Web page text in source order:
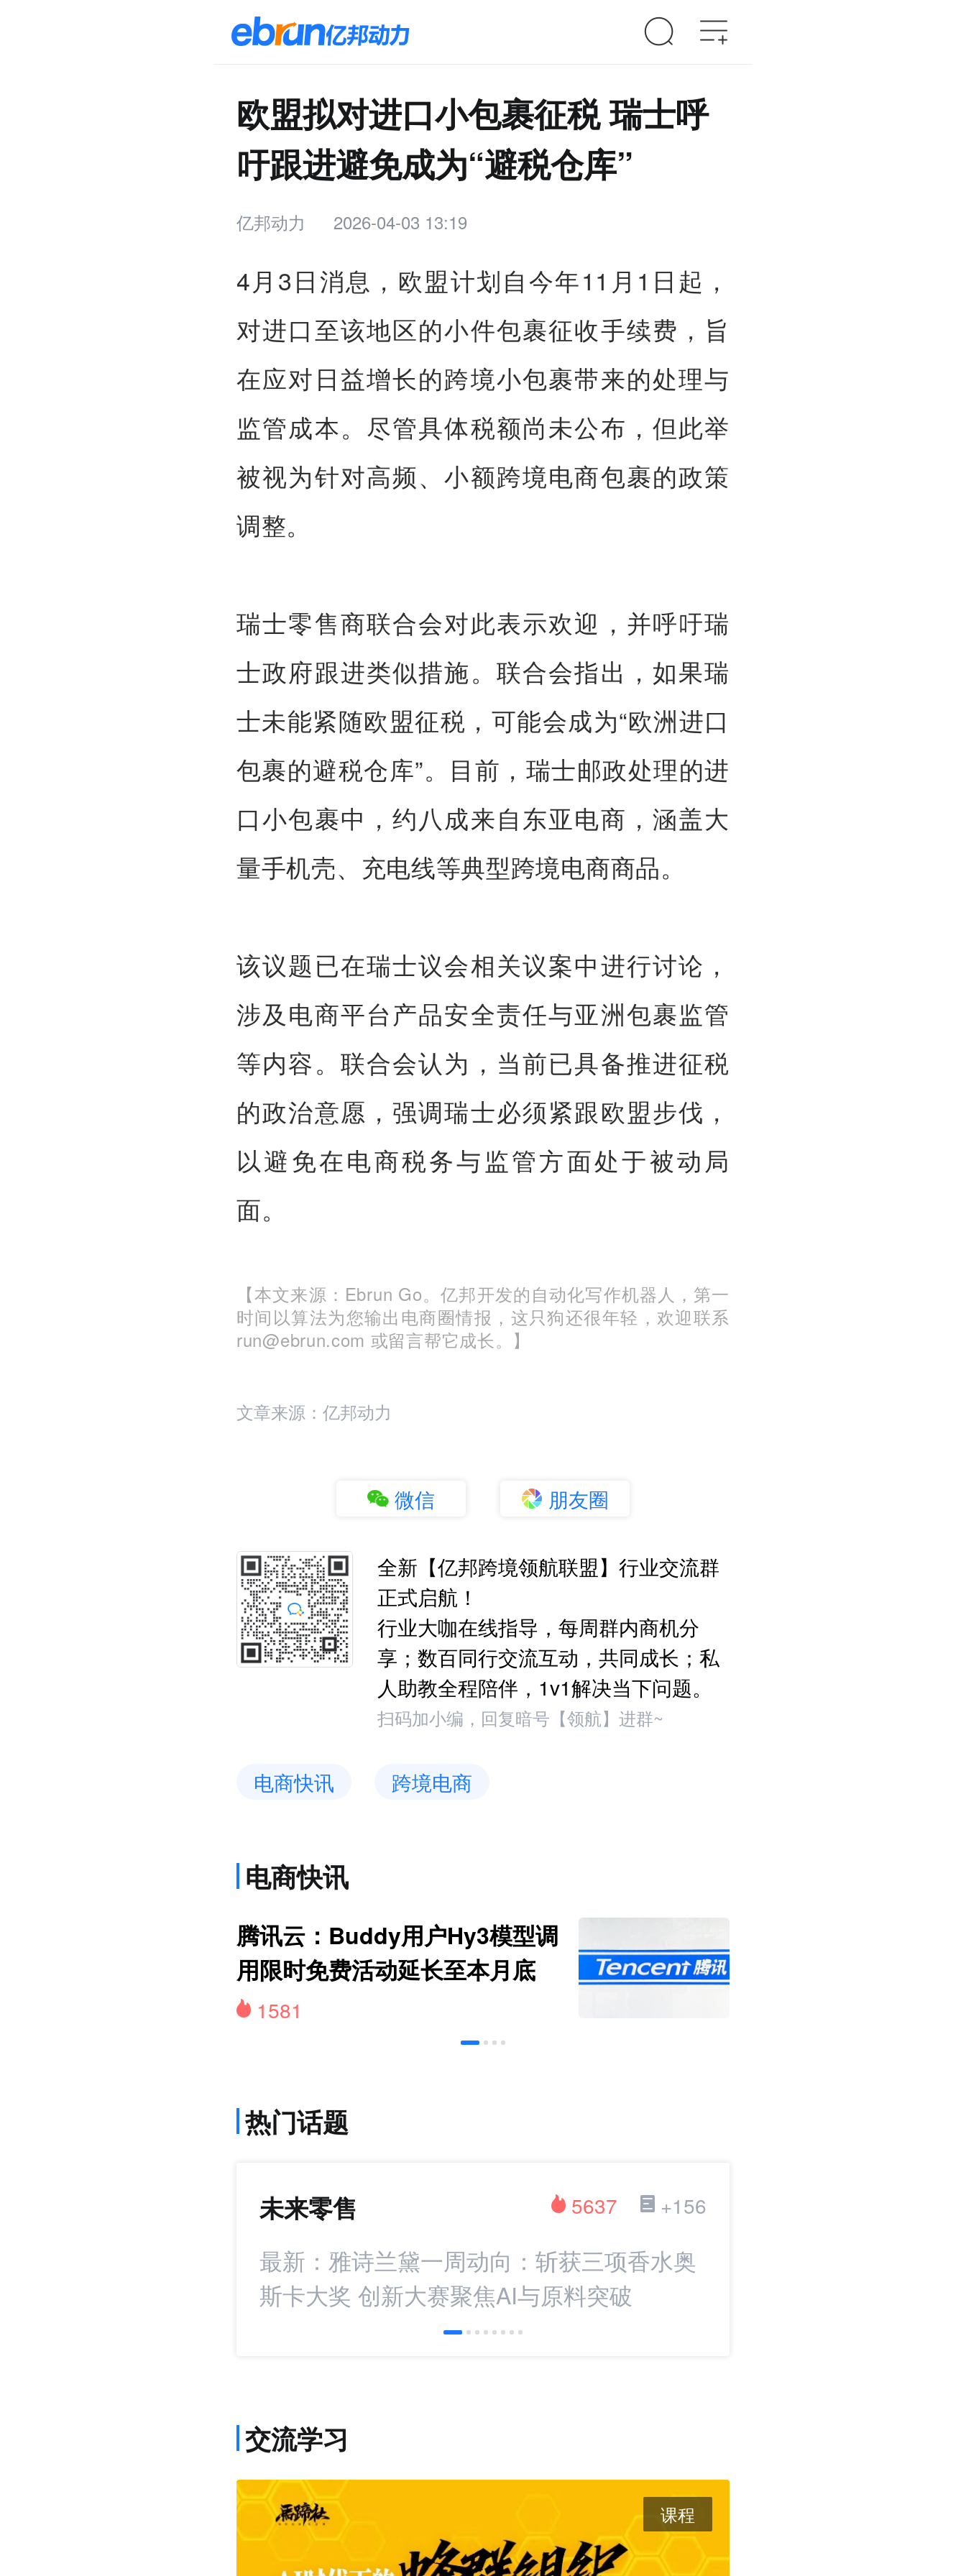
欧盟拟对进口小包裹征税 瑞士呼
吁跟进避免成为“避税仓库”
亿邦动力 2026-04-03 13:19
4月3日消息，欧盟计划自今年11月1日起，
对进口至该地区的小件包裹征收手续费，旨
在应对日益增长的跨境小包裹带来的处理与
监管成本。尽管具体税额尚未公布，但此举
被视为针对高频、小额跨境电商包裹的政策
调整。
瑞士零售商联合会对此表示欢迎，并呼吁瑞
士政府跟进类似措施。联合会指出，如果瑞
士未能紧随欧盟征税，可能会成为“欧洲进口
包裹的避税仓库”。目前，瑞士邮政处理的进
口小包裹中，约八成来自东亚电商，涵盖大
量手机壳、充电线等典型跨境电商商品。
该议题已在瑞士议会相关议案中进行讨论，
涉及电商平台产品安全责任与亚洲包裹监管
等内容。联合会认为，当前已具备推进征税
的政治意愿，强调瑞士必须紧跟欧盟步伐，
以避免在电商税务与监管方面处于被动局
面。
【本文来源：Ebrun Go。亿邦开发的自动化写作机器人，第一
时间以算法为您输出电商圈情报，这只狗还很年轻，欢迎联系
run@ebrun.com 或留言帮它成长。】
文章来源：亿邦动力
微信 朋友圈
全新【亿邦跨境领航联盟】行业交流群
正式启航！
行业大咖在线指导，每周群内商机分
享；数百同行交流互动，共同成长；私
人助教全程陪伴，1v1解决当下问题。
扫码加小编，回复暗号【领航】进群~
电商快讯 跨境电商
电商快讯
腾讯云：Buddy用户Hy3模型调
用限时免费活动延长至本月底
1581
热门话题
未来零售 +156
5637
最新：雅诗兰黛一周动向：斩获三项香水奥
斯卡大奖 创新大赛聚焦AI与原料突破
交流学习
课程